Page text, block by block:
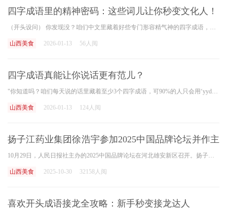
四字成语里的精神密码：这些词儿让你秒变文化人！
（开头设问） 你发现没？咱们中文里藏着好些专门形容精气神的四字成语，像"生龙活虎""神采奕奕"，读起来就带劲儿！这些老祖宗传下来的词儿，可比现在网上那些"YYDS""绝绝子"有文化
山西美食 2026-01-13 56人阅
四字成语真能让你说话更有范儿？
"你知道吗？咱们每天说的话里藏着至少3个四字成语，可90%的人只会用‘yyds’和‘绝了’！"上个月刷到个研究报告，说现在年轻人平均词汇量比二十年前少了27%，但用对成语的人社交好
山西美食 2026-01-13 124人阅
扬子江药业集团徐浩宇参加2025中国品牌论坛并作主
旨发言
10月29日，人民日报社主办的2025中国品牌论坛在河北雄安新区召开。扬子江药业集团党委书记、董事长、总裁徐浩宇应邀参加，并在主论坛上作题为《坚持质量为本，服务人民健康》主
山西美食 2025-10-30 32158人阅
喜欢开头成语接龙全攻略：新手秒变接龙达人